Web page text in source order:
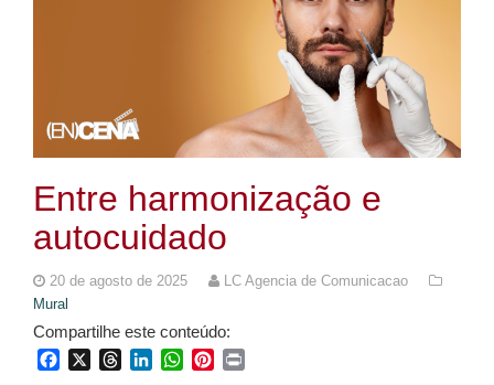
Entre harmonização e
autocuidado
20 de agosto de 2025
LC Agencia de Comunicacao
Mural
Compartilhe este conteúdo:
FacebookThreadsLinkedInWhatsApp
Pinterest